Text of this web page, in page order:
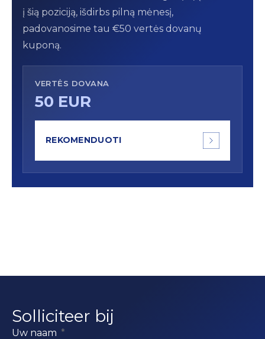
į šią poziciją, išdirbs pilną mėnesį,
padovanosime tau €50 vertės dovanų
kuponą.
VERTĖS DOVANA
50 EUR
REKOMENDUOTI
Solliciteer bij
Uw naam